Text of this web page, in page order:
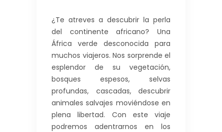
¿Te atreves a descubrir la perla
del continente africano? Una
África verde desconocida para
muchos viajeros. Nos sorprende el
esplendor de su vegetación,
bosques espesos, selvas
profundas, cascadas, descubrir
animales salvajes moviéndose en
plena libertad. Con este viaje
podremos adentrarnos en los